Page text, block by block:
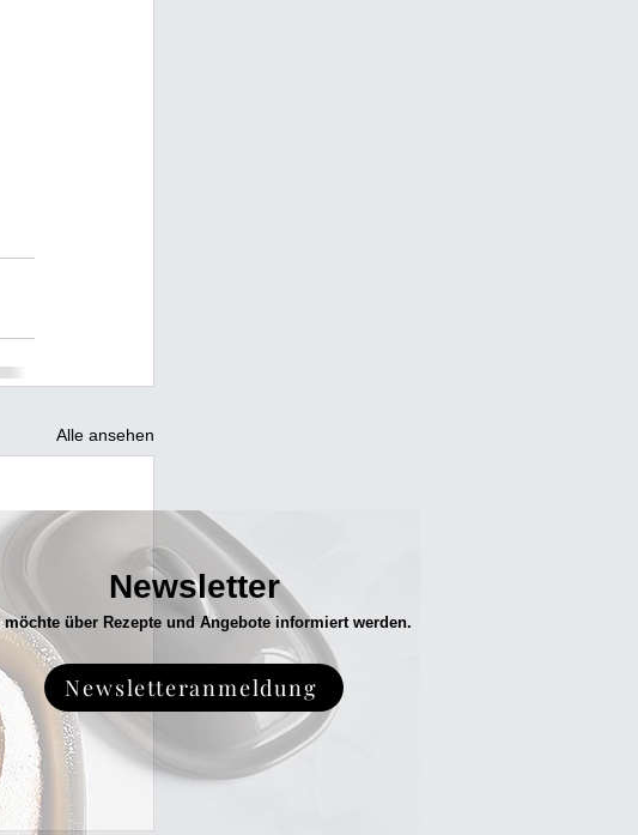
Alle ansehen
Newsletteranmeldung
Newsletter
möchte über Rezepte und Angebote informiert werden.